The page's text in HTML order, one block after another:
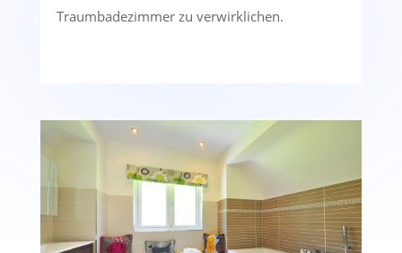
Traumbadezimmer zu verwirklichen.